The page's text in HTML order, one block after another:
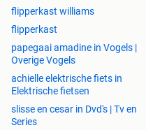
flipperkast williams
flipperkast
papegaai amadine in Vogels |
Overige Vogels
achielle elektrische fiets in
Elektrische fietsen
slisse en cesar in Dvd's | Tv en
Series